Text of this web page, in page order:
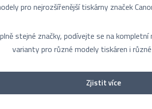
pro nejrozšířenější tiskárny značek
stejné značky, podívejte se na
varianty pro různé modely tiskáren i
Zjistit více